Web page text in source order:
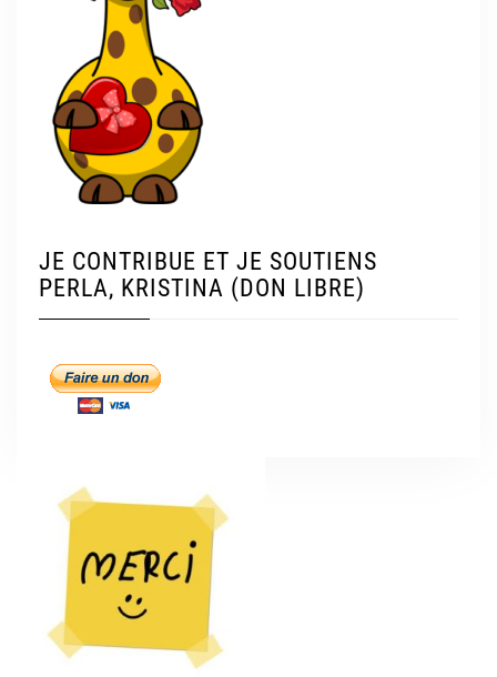
JE CONTRIBUE ET JE SOUTIENS
PERLA, KRISTINA (DON LIBRE)